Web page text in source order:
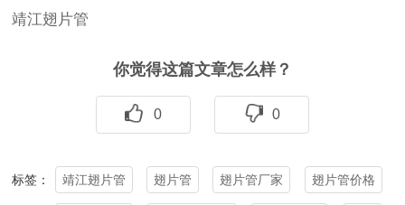
靖江翅片管
你觉得这篇文章怎么样？
0 0
标签： 靖江翅片管 翅片管 翅片管厂家 翅片管价格